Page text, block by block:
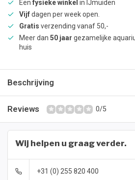
Een fysieke winkel in IJmuiden
Vijfdagen per week open.
Gratis verzending vanaf 50,-
Meer dan 50 jaar gezamelijke
huis
Beschrijving
Reviews 0/5
Wij helpen u graag verder.
+31 (0) 255 820 400